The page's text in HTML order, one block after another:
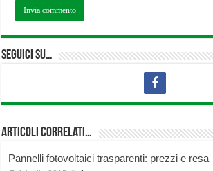
Seguici su…
Articoli correlati…
Pannelli fotovoltaici trasparenti: prezzi e resa